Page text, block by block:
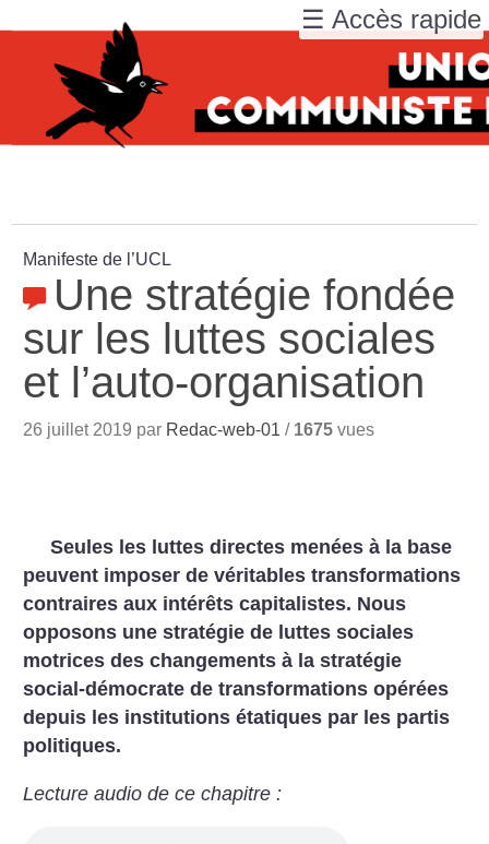
Manifeste de l’UCL
Une stratégie fondée
sur les luttes sociales
et l’auto-organisation
26 juillet 2019 par Redac-web-01 / 1675 vues
Seules les luttes directes menées à la base
peuvent imposer de véritables transformations
contraires aux intérêts capitalistes. Nous
opposons une stratégie de luttes sociales
motrices des changements à la stratégie
social-démocrate de transformations opérées
depuis les institutions étatiques par les partis
politiques.
Lecture audio de ce chapitre :
☰ Accès rapide